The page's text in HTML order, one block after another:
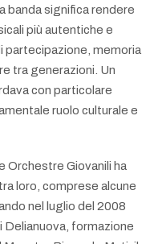
banda significa rendere
più autentiche e
partecipazione, memoria
tra generazioni. Un
con particolare
ruolo culturale e
Orchestre Giovanili ha
loro, comprese alcune
nel luglio del 2008
Delianuova, formazione